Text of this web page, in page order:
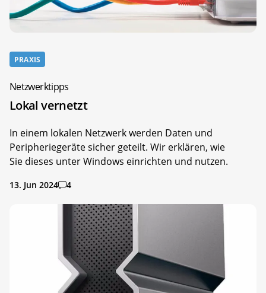
PRAXIS
Netzwerktipps
Lokal vernetzt
In einem lokalen Netzwerk werden Daten und
Peripheriegeräte sicher geteilt. Wir erklären, wie
Sie dieses unter Windows einrichten und nutzen.
13. Jun 2024 4